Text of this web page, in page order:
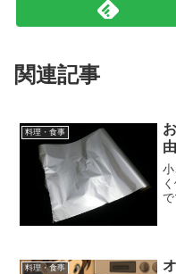
関連記事
料理・食事
で
料理・食事